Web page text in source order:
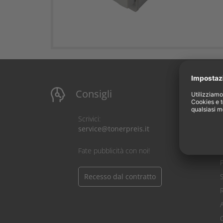
Consigli
Scrivici:
service@tonerpreis.it
Fate pubblicità con noi!
Recesso dal contratto